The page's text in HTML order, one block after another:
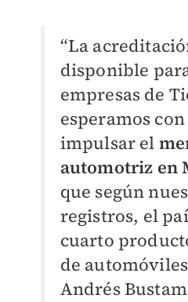
“La
disponible
empresas de
esperamos
impulsar el
automotriz en
que según
registros, el
cuarto
de
Andrés